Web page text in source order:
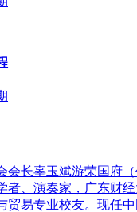
会长辜玉斌游荣国府（
者、演奏家，广东财经
贸易专业校友。现任